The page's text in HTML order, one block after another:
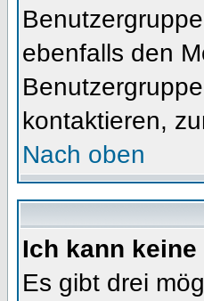
ebenfalls den
kontaktieren,
Nach oben
Ich kann
Es gibt drei